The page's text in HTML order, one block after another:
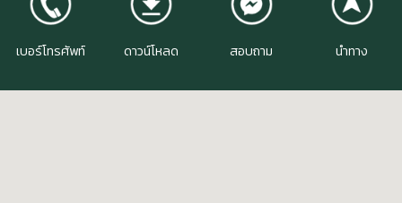
เบอร์โทรศัพท์ ดาวน์โหลด สอบถาม นำทาง